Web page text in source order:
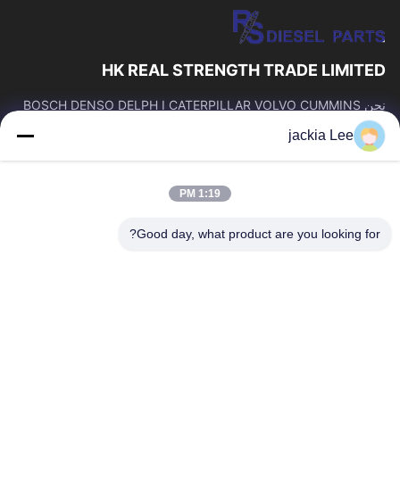
HK REAL STRENGTH TRADE LIMITED
نحن BOSCH DENSO DELPH I CATERPILLAR VOLVO CUMMINS
9523.
روابط سريعة
المنتجات
حولنا
جولة في المصنع
jackia Lee
1:19 PM
Good day, what product are you looking for?